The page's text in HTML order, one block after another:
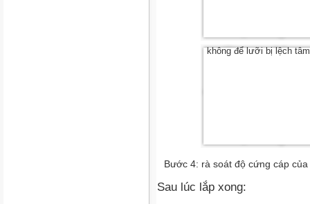
không để lưỡi bị lệch tâm
Bước 4: rà soát độ cứng cáp
Sau lúc lắp xong: